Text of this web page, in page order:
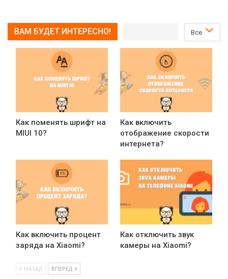
Все
ВАМ БУДЕТ ИНТЕРЕСНО!
Как поменять шрифт на
MIUI 10?
Как включить
отображение скорости
интернета?
Как включить процент
заряда на Xiaomi?
Как отключить звук
камеры на Xiaomi?
НАЗАД ВПЕРЁД